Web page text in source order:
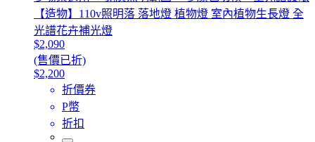
【造物】110v照明落 落地燈 植物燈 室內植物生長燈 全
光譜花卉補光燈
$2,090
(售價已折)
$2,200
折價券
P幣
折扣